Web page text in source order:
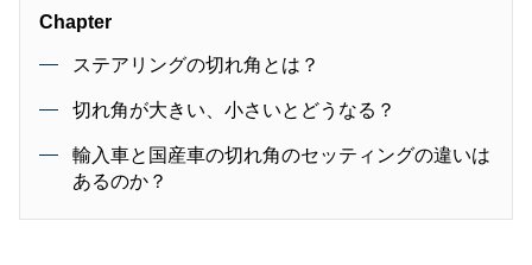
Chapter
ステアリングの切れ角とは？
切れ角が大きい、小さいとどうなる？
輸入車と国産車の切れ角のセッティングの違いは
あるのか？